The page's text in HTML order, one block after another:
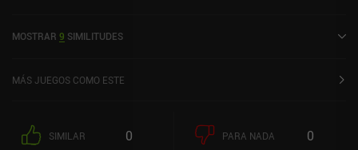
MOSTRAR 9 SIMILITUDES
MÁS JUEGOS COMO ESTE
SIMILAR 0 PARA NADA 0